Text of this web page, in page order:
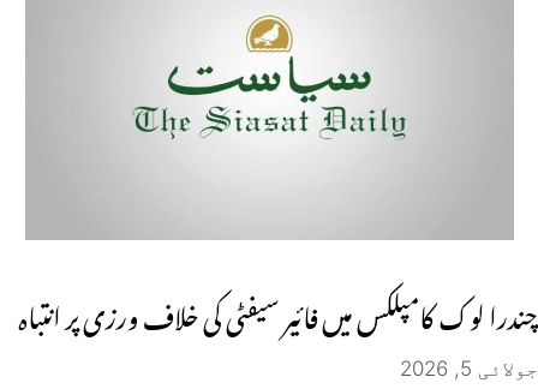
چندرا لوک کامپلکس میں فائیر سیفٹی کی خلاف ورزی پر انتباہ
جولائی 5, 2026